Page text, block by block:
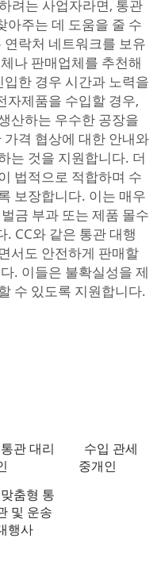
려는 사업자라면, 통관
아주는 데 도움을 줄 수
락처 네트워크를 보유
나 판매업체를 추천해
한 경우 시간과 노력을
자제품을 수입할 경우,
산하는 우수한 공장을
격 협상에 대한 안내와
는 것을 지원합니다. 더
법적으로 적합하며 수
보장합니다. 이는 매우
금 부과 또는 제품 몰수
CC와 같은 통관 대행
서도 안전하게 판매할
. 이들은 불확실성을 제
수 있도록 지원합니다.
통관 대리
수입 관세
중개인
맞춤형 통
및 운송
행사